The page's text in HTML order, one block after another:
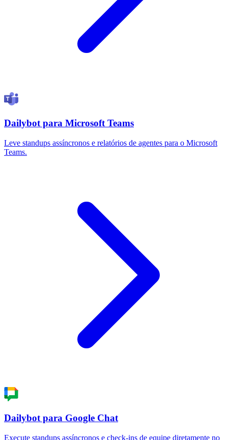
Dailybot para Microsoft Teams
Leve standups assíncronos e relatórios de agentes para o Microsoft
Teams.
Dailybot para Google Chat
Execute standups assíncronos e check-ins de equipe diretamente no